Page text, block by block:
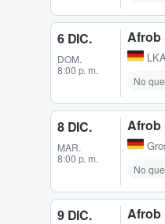
6 DIC.
DOM.
8:00 p. m.
Afrob
No
8 DIC.
MAR.
8:00 p. m.
Afrob
No
9 DIC. Afrob